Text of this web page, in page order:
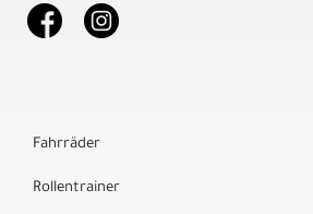
Fahrräder
Rollentrainer